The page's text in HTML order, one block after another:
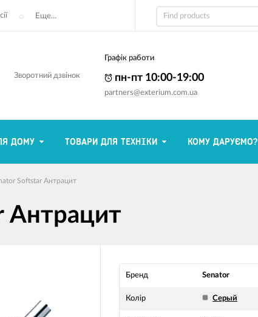
Еще...
Зворотний дзвінок
Графік работи
пн-пт 10:00-19:00
partners@exterium.com.ua
ДОМУ ТОВАРИ ДЛЯ ТЕХНІКИ КОМУ ДАРУЄМО?
Softstar Антрацит
Антрацит
Бренд Senator
Колір Серый